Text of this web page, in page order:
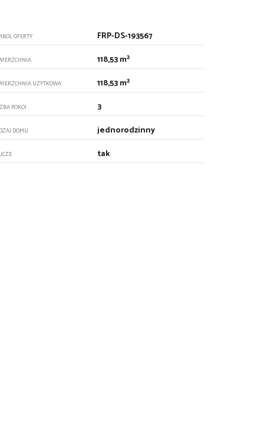
OFERTY FRP-DS-193567
118,53 m²
UŻYTKOWA 118,53 m²
POKOI 3
DOMU jednorodzinny
tak